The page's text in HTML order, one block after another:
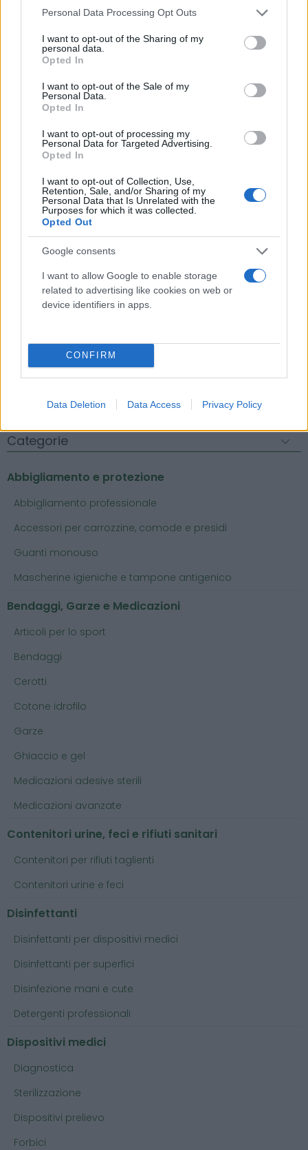
Please note that this website/app uses one or more Google
not limited to your visit or usage behaviour. You may click to
grant or deny consent to Google and its third-party tags to
use your data for below specified purposes in below Google
consent section.
Personal Data Processing Opt Outs
I want to opt-out of the Sharing of my
personal data.
Opted In
I want to opt-out of the Sale of my
Personal Data.
Opted In
I want to opt-out of processing my
Personal Data for Targeted Advertising.
Opted In
I want to opt-out of Collection, Use,
Retention, Sale, and/or Sharing of my
Personal Data that Is Unrelated with the
Purposes for which it was collected.
Opted Out
Google consents
I want to allow Google to enable storage
related to advertising like cookies on web or
device identifiers in apps.
CONFIRM
Data Deletion Data Access Privacy Policy
Umidificatore monouso gorgogliatore per
ossigenoterapia con tubo di connessione -
LOMBARDA H
3,11 € (iva esclusa)
Perfetto per uso domiciliare e/o ospedaliero.
( 0 recensioni )
Categorie
Abbigliamento e protezione
Abbigliamento professionale
Accessori per carrozzine, comode e presidi
Guanti monouso
Mascherine igieniche e tampone antigenico
Bendaggi, Garze e Medicazioni
Articoli per lo sport
Bendaggi
Cerotti
Cotone idrofilo
Garze
Ghiaccio e gel
Medicazioni adesive sterili
Medicazioni avanzate
Contenitori urine, feci e rifiuti sanitari
Contenitori per rifiuti taglienti
Contenitori urine e feci
Disinfettanti
Disinfettanti per dispositivi medici
Disinfettanti per superfici
Disinfezione mani e cute
Detergenti professionali
Dispositivi medici
Diagnostica
Sterilizzazione
Dispositivi prelievo
Forbici